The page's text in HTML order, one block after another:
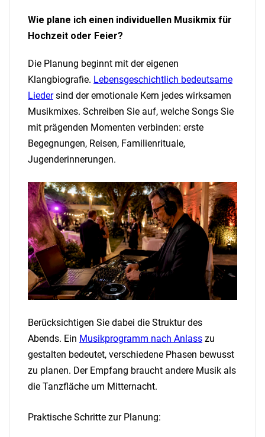
Wie plane ich einen individuellen Musikmix für
Hochzeit oder Feier?
Die Planung beginnt mit der eigenen
Klangbiografie. Lebensgeschichtlich bedeutsame
Liedersind der emotionale Kern jedes wirksamen
Musikmixes. Schreiben Sie auf, welche Songs Sie
mit prägenden Momenten verbinden: erste
Begegnungen, Reisen, Familienrituale,
Jugenderinnerungen.
Berücksichtigen Sie dabei die Struktur des
Abends. Ein Musikprogramm nach Anlass zu
gestalten bedeutet, verschiedene Phasen bewusst
zu planen. Der Empfang braucht andere Musik als
die Tanzfläche um Mitternacht.
Praktische Schritte zur Planung: